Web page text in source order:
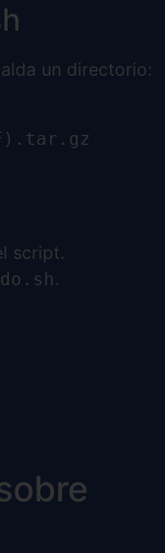
un directorio:
script.
.